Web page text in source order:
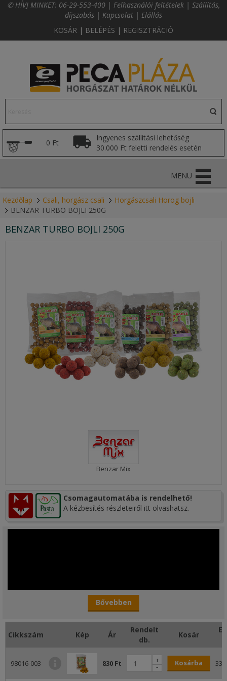
✆ HÍVJ MINKET: 06-29-553-400 | Felhasználói feltételek | Szállítás,
díjszabás | Kapcsolat | Elállás
KOSÁR | BELÉPÉS | REGISZTRÁCIÓ
0 Ft
Ingyenes szállítási lehetőség
30.000 Ft feletti rendelés esetén
MENÜ
Kezdőlap Csali, horgász csali
Horgászcsali Horog bojli
BENZAR TURBO BOJLI 250G
BENZAR TURBO BOJLI 250G
Benzar Mix
Csomagautomatába is rendelhető!
A kézbesítés részleteiről itt olvashatsz.
Azoknak a horgászoknak kiknek nincs sem idejük, sem eszközük
Bővebben
Cikkszám Kép Ár
Rendelt
db.
Kosár
98016-003 830 Ft -
+ Kosárba